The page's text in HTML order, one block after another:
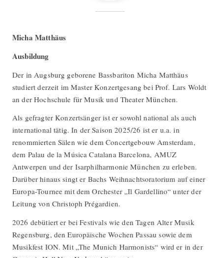
Micha Matthäus
Ausbildung
Der in Augsburg geborene Bassbariton Micha Matthäus
studiert derzeit im Master Konzertgesang bei Prof. Lars Woldt
an der Hochschule für Musik und Theater München.
Als gefragter Konzertsänger ist er sowohl national als auch
international tätig. In der Saison 2025/26 ist er u.a. in
renommierten Sälen wie dem Concertgebouw Amsterdam,
dem Palau de la Música Catalana Barcelona, AMUZ
Antwerpen und der Isarphilharmonie München zu erleben.
Darüber hinaus singt er Bachs Weihnachtsoratorium auf einer
Europa-Tournee mit dem Orchester „Il Gardellino“ unter der
Leitung von Christoph Prégardien.
2026 debütiert er bei Festivals wie den Tagen Alter Musik
Regensburg, den Europäische Wochen Passau sowie dem
Musikfest ION. Mit „The Munich Harmonists“ wird er in der